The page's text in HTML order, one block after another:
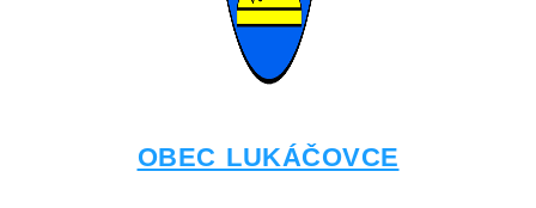
OBEC LUKÁČOVCE